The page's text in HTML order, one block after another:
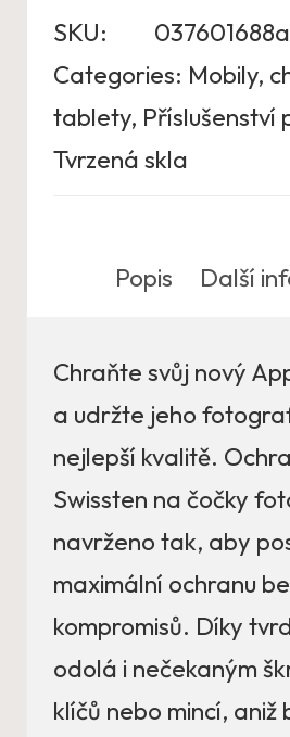
SKU:
Categories: Mobily,
tablety, Příslušenství
Tvrzená skla
Popis Další
Chraňte svůj nový
a udržte jeho
nejlepší kvalitě.
Swissten na čočky
navrženo tak, aby
maximální ochranu
kompromisů. Díky
odolá i nečekaným
klíčů nebo mincí, aniž